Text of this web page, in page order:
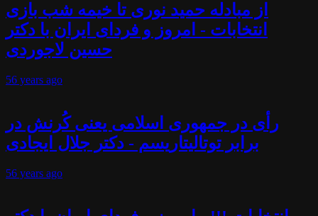
از مبادله حمید نوری تا خیمه شب بازی
انتخابات - امروز و فردای ایران با دکتر
حسین لاجوردی
56 years ago
رأی در جمهوری اسلامی یعنی کُرنش در
برابر توتالیتاریسم - دکتر جلال ایجادی
56 years ago